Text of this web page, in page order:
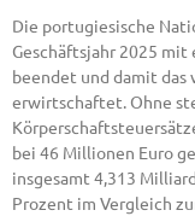
Die portugiesische
Geschäftsjahr 2025
beendet und damit das
erwirtschaftet. Ohne
bei 46 Millionen Euro
insgesamt 4,313
Prozent im Vergleich